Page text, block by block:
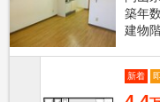
築年数
建物
新着